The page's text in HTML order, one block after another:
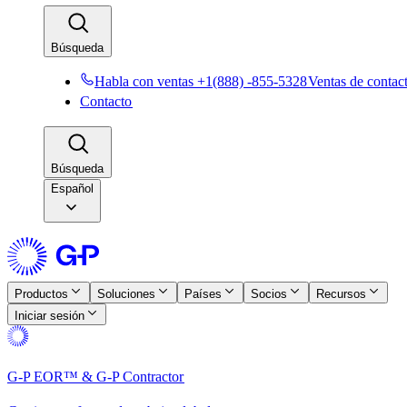
Búsqueda​​
Habla con ventas +1(888) -855-5328​​Ventas de
Contacto​​
Búsqueda​​
Español
Productos​​ Soluciones​​ Países​​ Socios​​
Recursos​​
Iniciar sesión​​
G-P EOR™ & G-P Contractor​​